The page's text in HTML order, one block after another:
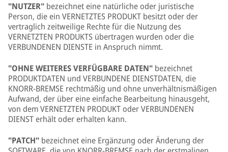
"NUTZER" bezeichnet eine natürliche oder juristische
Person, die ein VERNETZTES PRODUKT besitzt oder der
vertraglich zeitweilige Rechte für die Nutzung des
VERNETZTEN PRODUKTS übertragen wurden oder die
VERBUNDENEN DIENSTE in Anspruch nimmt.
"OHNE WEITERES VERFÜGBARE DATEN" bezeichnet
PRODUKTDATEN und VERBUNDENE DIENSTDATEN, die
KNORR-BREMSE rechtmäßig und ohne unverhältnismäßigen
Aufwand, der über eine einfache Bearbeitung hinausgeht,
von dem VERNETZTEN PRODUKT oder VERBUNDENEN
DIENST erhält oder erhalten kann.
"PATCH" bezeichnet eine Ergänzung oder Änderung der